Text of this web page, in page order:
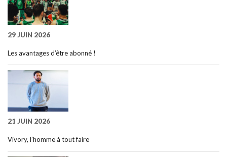
29 JUIN 2026
Les avantages d’être abonné !
21 JUIN 2026
Vivory, l’homme à tout faire